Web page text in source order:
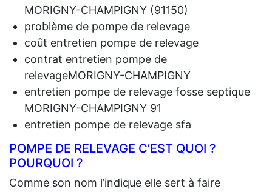
MORIGNY-CHAMPIGNY (91150)
problème de pompe de relevage
coût entretien pompe de relevage
contrat entretien pompe de
relevageMORIGNY-CHAMPIGNY
entretien pompe de relevage fosse septique
MORIGNY-CHAMPIGNY 91
entretien pompe de relevage sfa
POMPE DE RELEVAGE C’EST QUOI ?
POURQUOI ?
Comme son nom l’indique elle sert à faire